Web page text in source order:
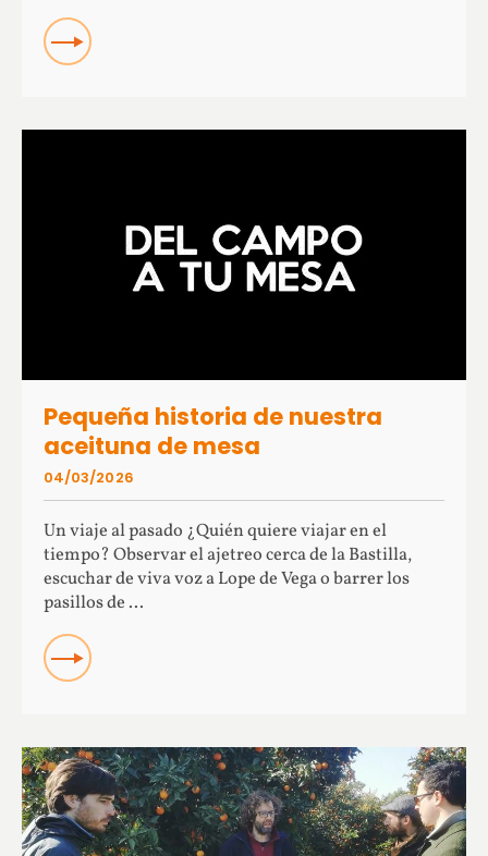
READ
Pequeña historia de nuestra
aceituna de mesa
Un viaje al pasado ¿Quién quiere viajar en el
tiempo? Observar el ajetreo cerca de la Bastilla,
escuchar de viva voz a Lope de Vega o barrer los
pasillos de ...
READ
04/03/2026